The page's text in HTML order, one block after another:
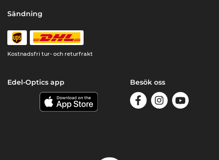
Sändning
Kostnadsfri tur- och returfrakt
Edel-Optics app Besök oss